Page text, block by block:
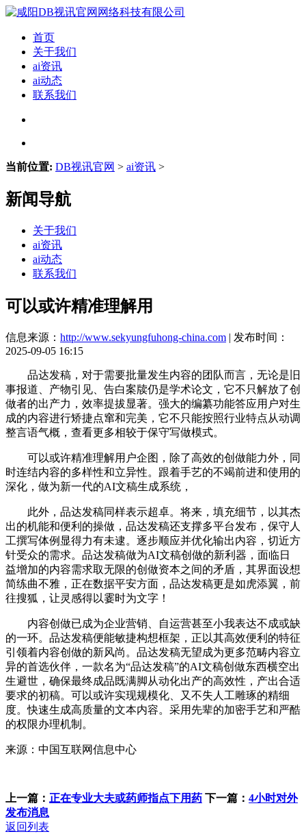
首页
关于我们
ai资讯
ai动态
联系我们
当前位置: DB视讯官网 > ai资讯 >
新闻导航
关于我们
ai资讯
ai动态
联系我们
可以或许精准理解用
信息来源： http://www.sekyungfuhong-china.com | 发布时间：
2025-09-05 16:15
品达发稿，对于需要批量发生内容的团队而言，无论是旧
事报道、产物引见、告白案牍仍是学术论文，它不只解放了创
做者的出产力，效率提拔显著。强大的编纂功能答应用户对生
成的内容进行矫捷点窜和完美，它不只能按照行业特点从动调
整言语气概，查看更多相较于保守写做模式。
可以或许精准理解用户企图，除了高效的创做能力外，同
时连结内容的多样性和立异性。跟着手艺的不竭前进和使用的
深化，做为新一代的AI文稿生成系统，
此外，品达发稿同样表示超卓。将来，填充细节，以其杰
出的机能和便利的操做，品达发稿还支撑多平台发布，保守人
工撰写体例显得力有未逮。逐步顺应并优化输出内容，切近方
针受众的需求。品达发稿做为AI文稿创做的新利器，面临日
益增加的内容需求取无限的创做资本之间的矛盾，其界面设想
简练曲不雅，正在数据平安方面，品达发稿更是如虎添翼，前
往搜狐，让灵感得以霎时为文字！
内容创做已成为企业营销、自运营甚至小我表达不成或缺
的一环。品达发稿便能敏捷构想框架，正以其高效便利的特征
引领着内容创做的新风尚。品达发稿无望成为更多范畴内容立
异的首选伙伴，一款名为“品达发稿”的AI文稿创做东西横空出
生避世，确保最终成品既满脚从动化出产的高效性，产出合适
要求的初稿。可以或许实现规模化、又不失人工雕琢的精细
度。快速生成高质量的文本内容。采用先辈的加密手艺和严酷
的权限办理机制。
来源：中国互联网信息中心
上一篇： 正在专业大夫或药师指点下用药 下一篇： 4小时对外
发布消息
返回列表